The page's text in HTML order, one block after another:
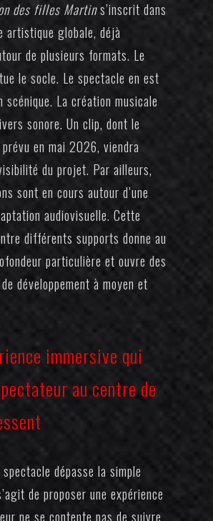
des filles Martins’inscrit dans
artistique globale, déjà
de plusieurs formats. Le
le socle. Le spectacle en est
scénique. La création musicale
sonore. Un clip, dont le
en mai 2026, viendra
du projet. Par ailleurs,
sont en cours autour d’une
audiovisuelle. Cette
différents supports donne au
particulière et ouvre des
développement à moyen et
immersive qui
au centre de
spectacle dépasse la simple
de proposer une expérience
ne se contente pas de suivre